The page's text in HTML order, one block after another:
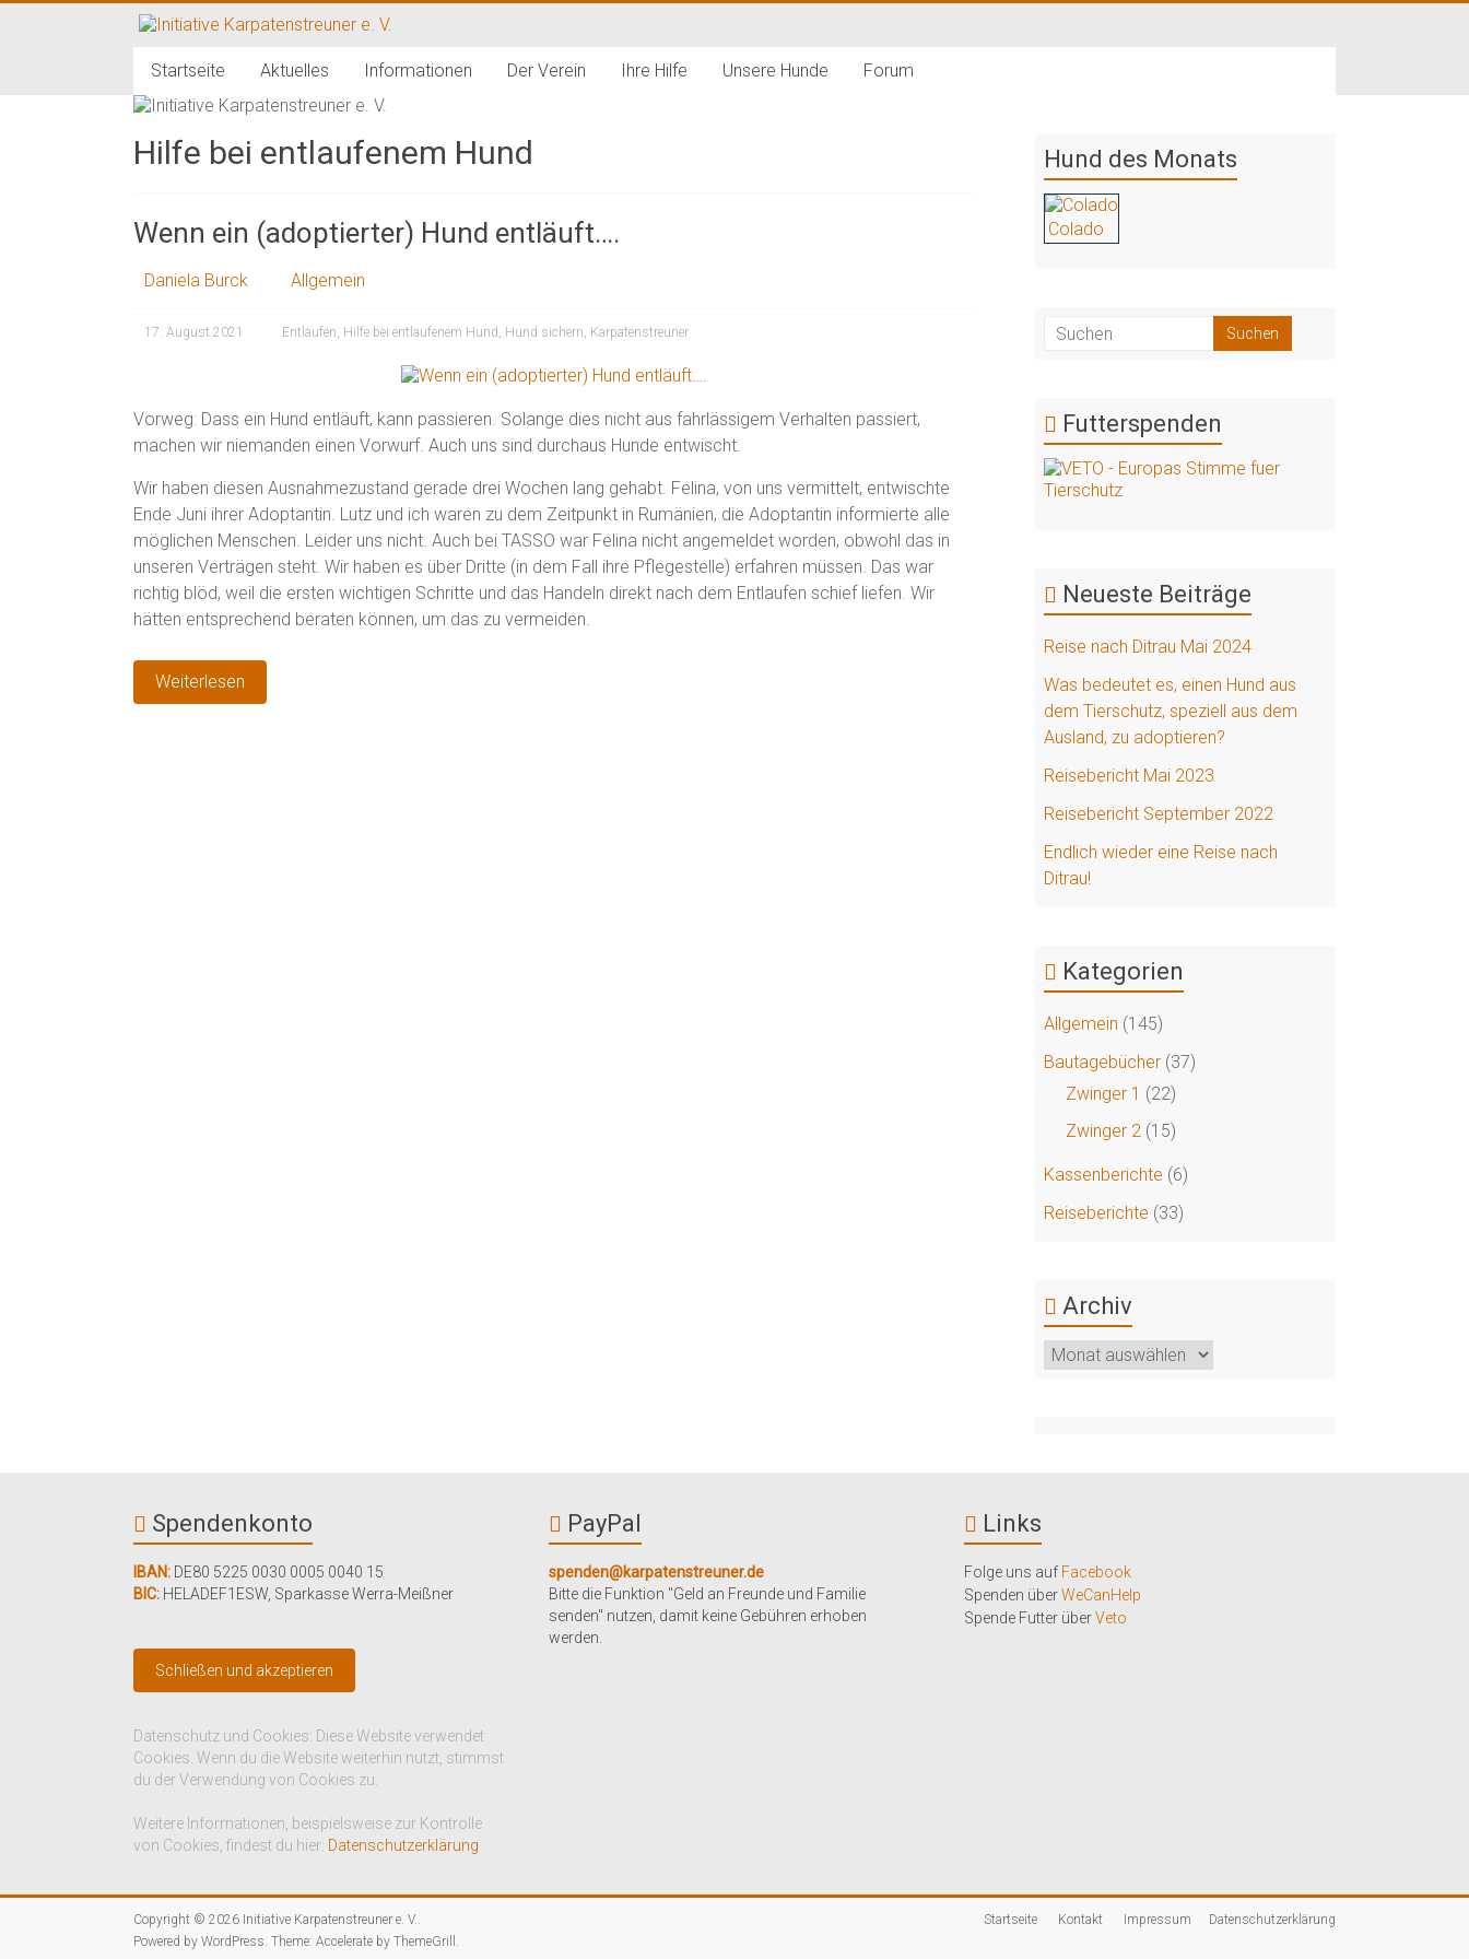
Initiative
Karpatenstreuner
e.
Hilfe
den
Startseite Aktuelles Informationen Der Verein Ihre Hilfe Unsere Hunde Forum
Hilfe bei entlaufenem Hund
Wenn ein (adoptierter) Hund entläuft….
Daniela Burck Allgemein
17. August 2021 Entlaufen, Hilfe bei entlaufenem Hund , Hund sichern, Karpatenstreuner
Vorweg: Dass ein Hund entläuft, kann passieren. Solange dies nicht aus fahrlässigem Verhalten passiert,
machen wir niemanden einen Vorwurf. Auch uns sind durchaus Hunde entwischt.
Wir haben diesen Ausnahmezustand gerade drei Wochen lang gehabt. Felina, von uns vermittelt, entwischte
Ende Juni ihrer Adoptantin. Lutz und ich waren zu dem Zeitpunkt in Rumänien, die Adoptantin informierte alle
möglichen Menschen. Leider uns nicht. Auch bei TASSO war Felina nicht angemeldet worden, obwohl das in
unseren Verträgen steht. Wir haben es über Dritte (in dem Fall ihre Pflegestelle) erfahren müssen. Das war
richtig blöd, weil die ersten wichtigen Schritte und das Handeln direkt nach dem Entlaufen schief liefen. Wir
hätten entsprechend beraten können, um das zu vermeiden.
Weiterlesen
Hund des Monats
Colado
Futterspenden
Neueste Beiträge
Reise nach Ditrau Mai 2024
Was bedeutet es, einen Hund aus
dem Tierschutz, speziell aus dem
Ausland, zu adoptieren?
Reisebericht Mai 2023
Reisebericht September 2022
Endlich wieder eine Reise nach
Ditrau!
Kategorien
Allgemein (145)
Bautagebücher (37)
Zwinger 1 (22)
Zwinger 2 (15)
Kassenberichte (6)
Reiseberichte (33)
Archiv
Archiv
Spendenkonto
IBAN: DE80 5225 0030 0005 0040 15
BIC: HELADEF1ESW Sparkasse Werra-Meißner
Datenschutz und Cookies: Diese Website verwendet
Cookies. Wenn du die Website weiterhin nutzt, stimmst
du der Verwendung von Cookies zu.
Weitere Informationen, beispielsweise zur Kontrolle
von Cookies, findest du hier: Datenschutzerklärung
PayPal
spenden@karpatenstreuner.de
Bitte die Funktion "Geld an Freunde und Familie
senden" nutzen, damit keine Gebühren erhoben
werden.
Links
Folge uns auf Facebook
Spenden überWeCanHelp
Spende Futter überVeto
Copyright © 2026 Initiative Karpatenstreuner e. V..
Powered by WordPress. Theme: Accelerate by ThemeGrill .
Startseite Kontakt Impressum Datenschutzerklärung